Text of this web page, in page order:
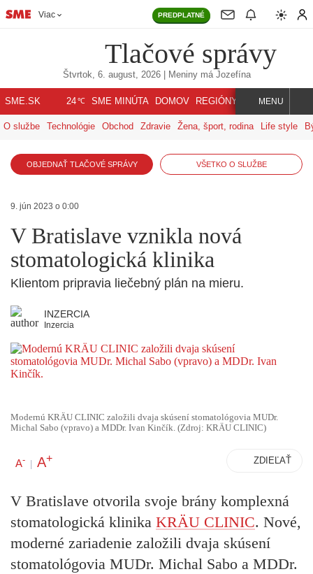
Viac PREDPLATNÉ
Tlačové správy
Štvrtok, 6. august, 2026| Meniny má Jozefína
SME.SK 24℃ SME MINÚTA DOMOV REGIÓNY INDEX SVET
MENU
O službe Technológie Obchod Zdravie Žena, šport, rodina Life style
OBJEDNAŤ TLAČOVÉ SPRÁVY VŠETKO O SLUŽBE
9. jún 2023 o 0:00
V Bratislave vznikla nová
stomatologická klinika
Klientom pripravia liečebný plán na mieru.
INZERCIA
Inzercia
Modernú KRÄU CLINIC založili dvaja skúsení stomatológovia MUDr.
Michal Sabo (vpravo) a MDDr. Ivan Kinčík. (Zdroj: KRÄU CLINIC)
A- | A+ ZDIEĽAŤ
V Bratislave otvorila svoje brány komplexná
stomatologická klinika KRÄU CLINIC. Nové,
moderné zariadenie založili dvaja skúsení
stomatológovia MUDr. Michal Sabo a MDDr.